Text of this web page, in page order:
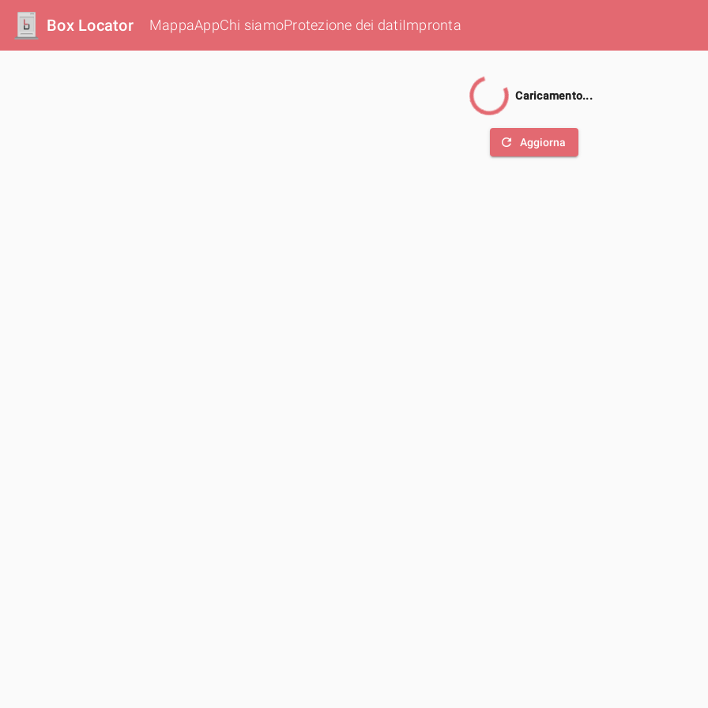
Box Locator MappaAppChi siamoProtezione dei datiImpronta
Caricamento...
refresh Aggiorna